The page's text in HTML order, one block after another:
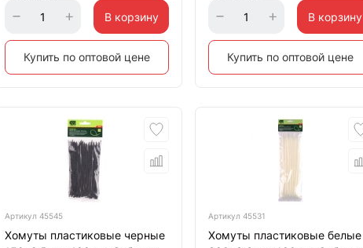
В корзину
Купить по оптовой цене
В корзину
Купить по оптовой цене
Артикул45545
Хомуты пластиковые черные
Артикул45531
Хомуты пластиковые белые